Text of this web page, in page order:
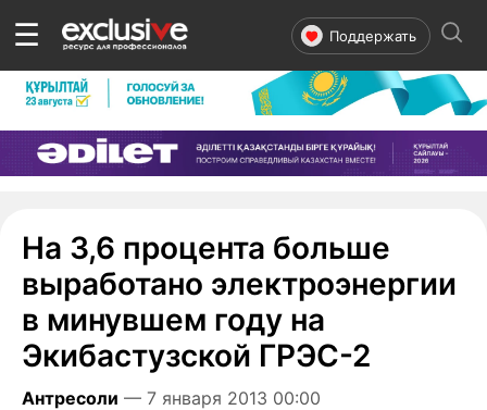
☰ Поддержать
На 3,6 процента больше
выработано электроэнергии
в минувшем году на
Экибастузской ГРЭС-2
Антресоли — 7 января 2013 00:00